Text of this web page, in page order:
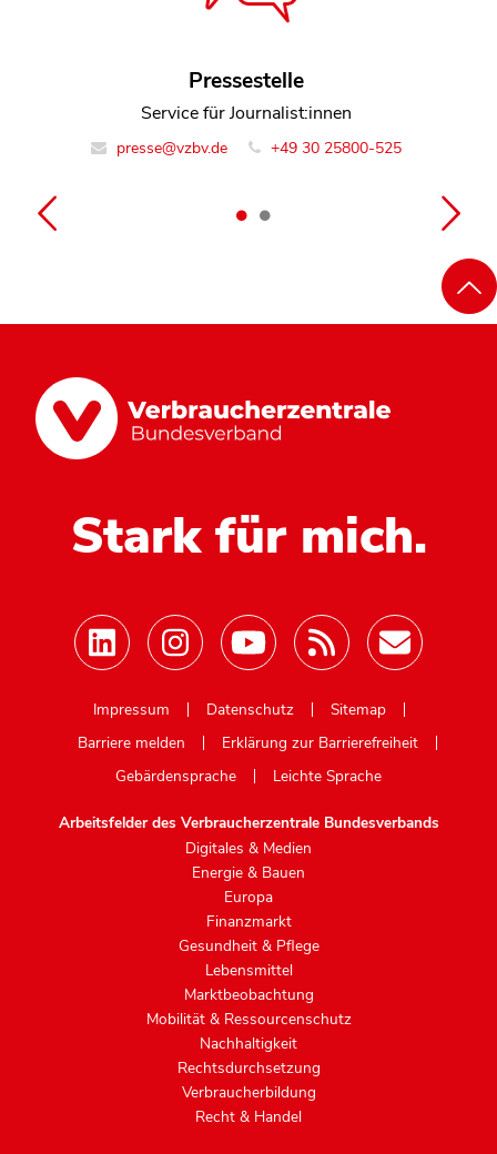
Pressestelle
Service für Journalist:innen
presse@vzbv.de +49 30 25800-525
Dorothea Mohn
Leiterin Team Finanzmarkt
finanzmarkt@vzbv.de +49 30 25800-0
Stark für mich.
Impressum
Datenschutz
Sitemap
Barriere melden
Erklärung zur Barrierefreiheit
Gebärdensprache
Leichte Sprache
Arbeitsfelder des Verbraucherzentrale Bundesverbands
Digitales & Medien
Energie & Bauen
Europa
Finanzmarkt
Gesundheit & Pflege
Lebensmittel
Marktbeobachtung
Mobilität & Ressourcenschutz
Nachhaltigkeit
Rechtsdurchsetzung
Verbraucherbildung
Recht & Handel